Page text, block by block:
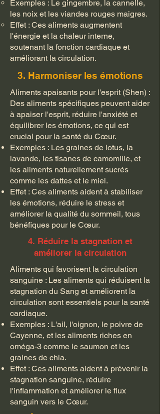
Exemples : Le gingembre, la cannelle,
les noix et les viandes rouges maigres.
Effet : Ces aliments augmentent
l'énergie et la chaleur interne,
soutenant la fonction cardiaque et
améliorant la circulation.
3. Harmoniser les émotions
Aliments apaisants pour l'esprit (Shen) :
Des aliments spécifiques peuvent aider
à apaiser l'esprit, réduire l'anxiété et
équilibrer les émotions, ce qui est
crucial pour la santé du Cœur.
Exemples : Les graines de lotus, la
lavande, les tisanes de camomille, et
les aliments naturellement sucrés
comme les dattes et le miel.
Effet : Ces aliments aident à stabiliser
les émotions, réduire le stress et
améliorer la qualité du sommeil, tous
bénéfiques pour le Cœur.
4. Réduire la stagnation et
améliorer la circulation
Aliments qui favorisent la circulation
sanguine : Les aliments qui réduisent la
stagnation du Sang et améliorent la
circulation sont essentiels pour la santé
cardiaque.
Exemples : L'ail, l'oignon, le poivre de
Cayenne, et les aliments riches en
oméga-3 comme le saumon et les
graines de chia.
Effet : Ces aliments aident à prévenir la
stagnation sanguine, réduire
l'inflammation et améliorer le flux
sanguin vers le Cœur.